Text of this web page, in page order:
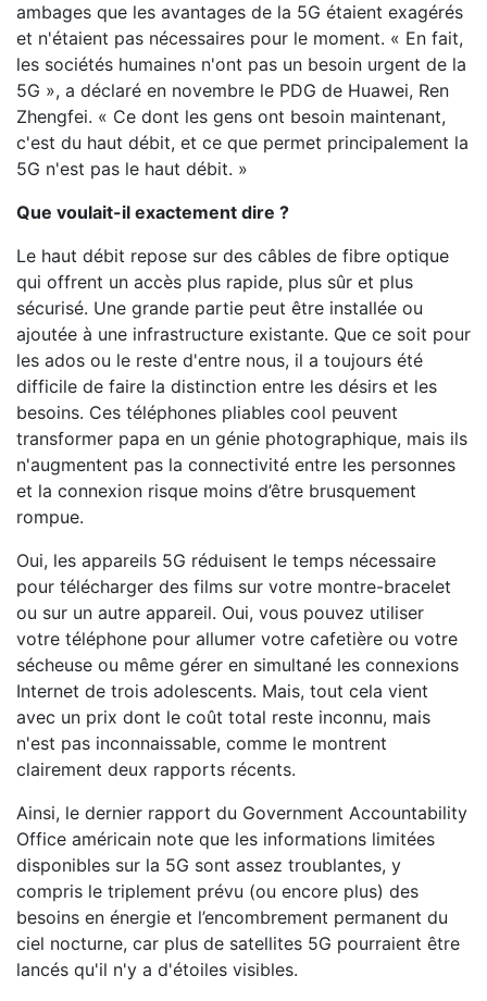
ambages que les avantages de la 5G étaient exagérés
et n'étaient pas nécessaires pour le moment. « En fait,
les sociétés humaines n'ont pas un besoin urgent de la
5G », a déclaré en novembre le PDG de Huawei, Ren
Zhengfei. « Ce dont les gens ont besoin maintenant,
c'est du haut débit, et ce que permet principalement la
5G n'est pas le haut débit. »
Que voulait-il exactement dire ?
Le haut débit repose sur des câbles de fibre optique
qui offrent un accès plus rapide, plus sûr et plus
sécurisé. Une grande partie peut être installée ou
ajoutée à une infrastructure existante. Que ce soit pour
les ados ou le reste d'entre nous, il a toujours été
difficile de faire la distinction entre les désirs et les
besoins. Ces téléphones pliables cool peuvent
transformer papa en un génie photographique, mais ils
n'augmentent pas la connectivité entre les personnes
et la connexion risque moins d’être brusquement
rompue.
Oui, les appareils 5G réduisent le temps nécessaire
pour télécharger des films sur votre montre-bracelet
ou sur un autre appareil. Oui, vous pouvez utiliser
votre téléphone pour allumer votre cafetière ou votre
sécheuse ou même gérer en simultané les connexions
Internet de trois adolescents. Mais, tout cela vient
avec un prix dont le coût total reste inconnu, mais
n'est pas inconnaissable, comme le montrent
clairement deux rapports récents.
Ainsi, le dernier rapport du Government Accountability
Office américain note que les informations limitées
disponibles sur la 5G sont assez troublantes, y
compris le triplement prévu (ou encore plus) des
besoins en énergie et l’encombrement permanent du
ciel nocturne, car plus de satellites 5G pourraient être
lancés qu'il n'y a d'étoiles visibles.